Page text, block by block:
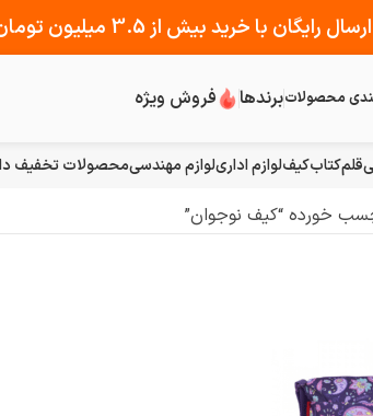
ارسال رایگان با خرید بیش از 3.5 میلیون تومان
محصولاتبرندها فروش ویژه
قلمکتابکیفلوازم اداریلوازم مهندسیمحصولات تخفیف
خورده “کیف نوجوان”